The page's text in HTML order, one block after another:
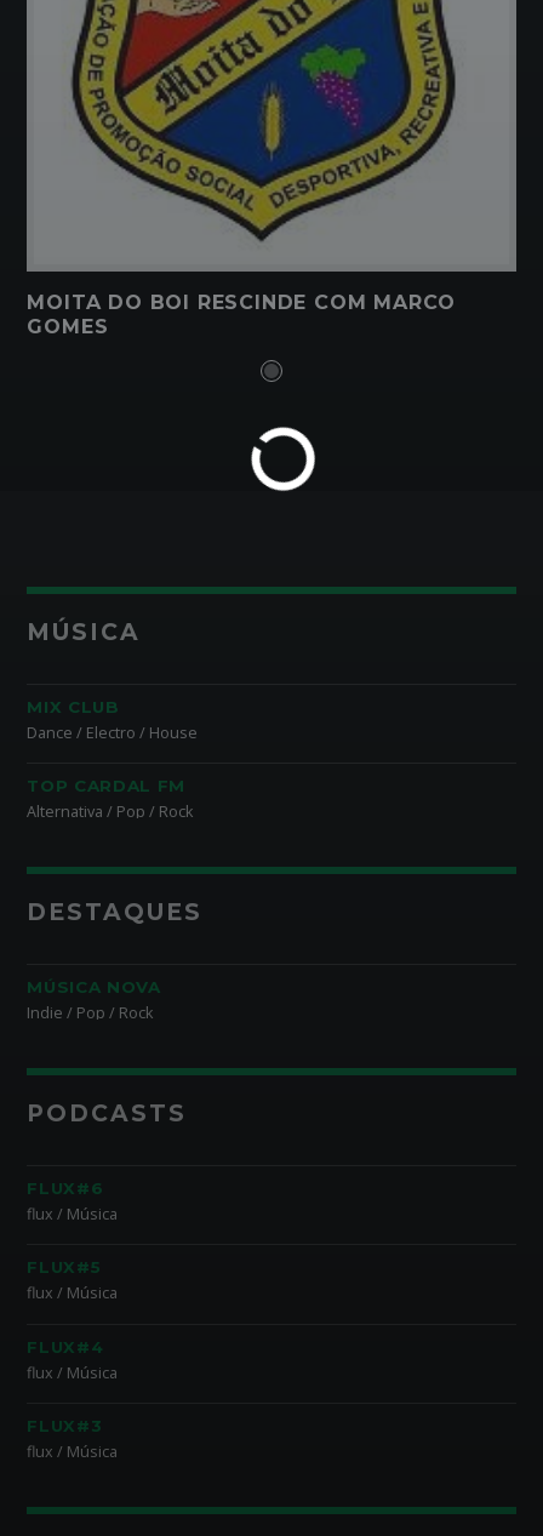
MOITA DO BOI RESCINDE COM MARCO
GOMES
MÚSICA
MIX CLUB
Dance / Electro / House
TOP CARDAL FM
Alternativa / Pop / Rock
DESTAQUES
MÚSICA NOVA
Indie / Pop / Rock
PODCASTS
FLUX#6
flux / Música
FLUX#5
flux / Música
FLUX#4
flux / Música
FLUX#3
flux / Música